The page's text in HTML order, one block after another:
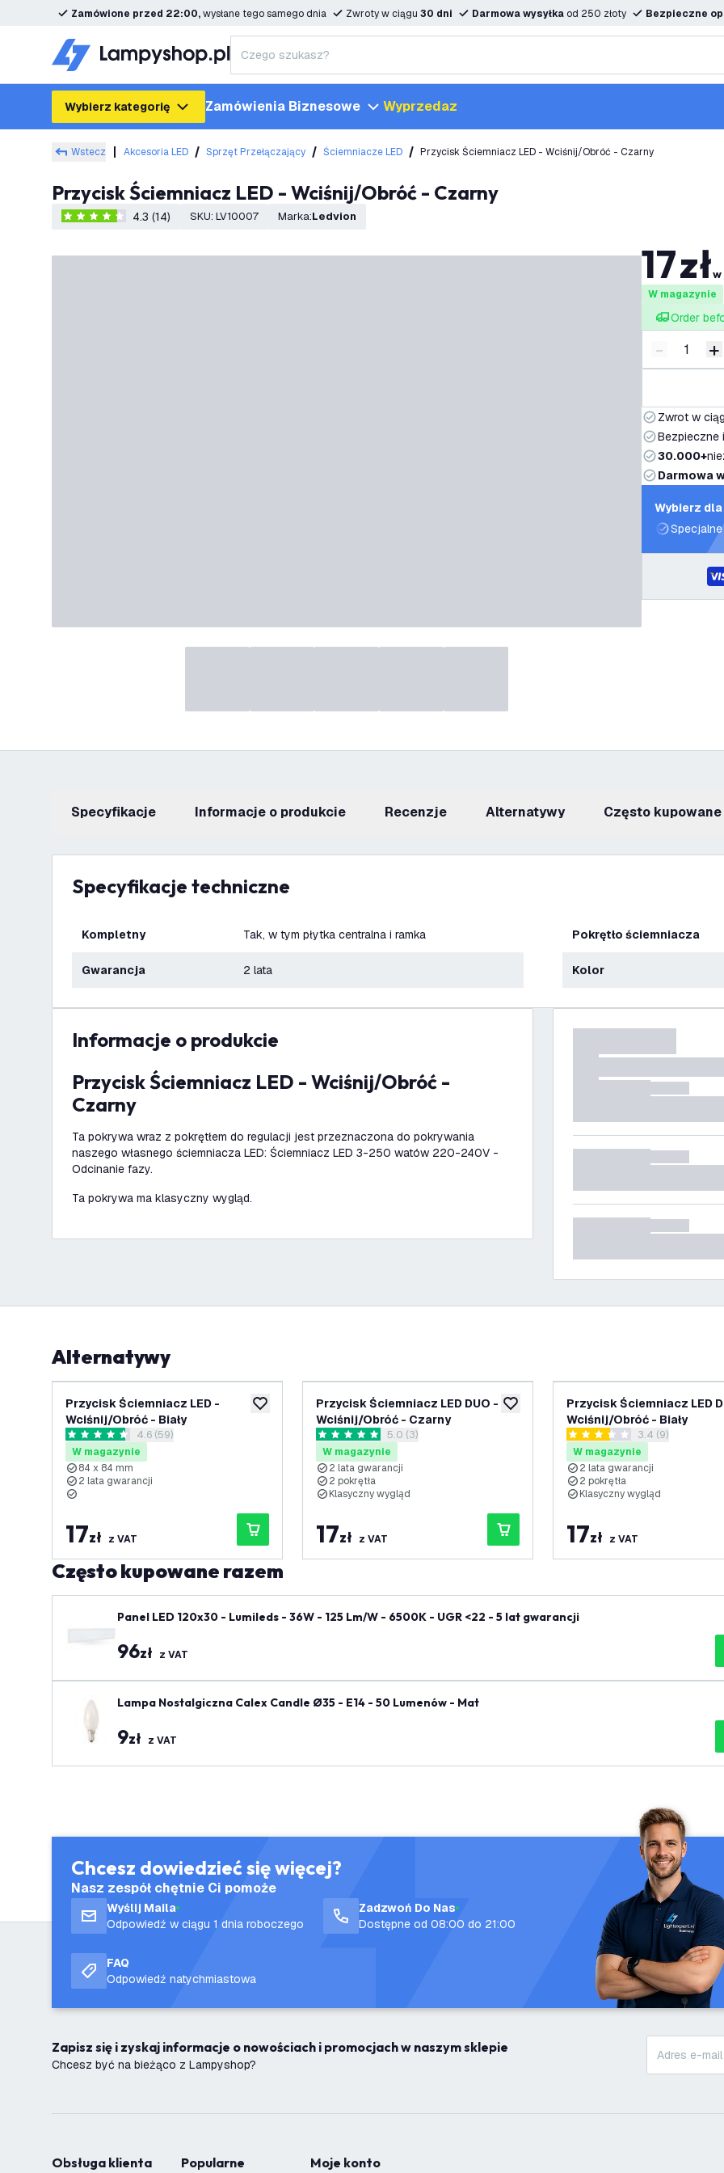
Zamówione przed 22:00,wysłane tego samego dnia Zwroty w ciągu 30 dni Darmowa wysyłka od 250 złoty Bezpieczne
Wybierz kategorię Zamówienia Biznesowe Wyprzedaz
Wstecz Akcesoria LED Sprzęt Przełączający Ściemniacze LED Przycisk Ściemniacz LED - Wciśnij/Obróć - Czarny
Przycisk Ściemniacz LED - Wciśnij/Obróć - Czarny
4.3 Gwiazdki oceny
4.3 (14) SKU: LV10007 Marka: Ledvion
17zł
W magazynie
Order
Zmniejsz
- +
Zwrot w
Bezpieczne
30.000+
Darmowa
Wybierz
Specyfikacje informacje o produkcie recenzje Alternatywy Często
Specyfikacje techniczne
Kompletny Tak, w tym płytka centralna i ramka
Gwarancja 2 lata
Pokrętło ściemniacza
Kolor
informacje o produkcie
Przycisk Ściemniacz LED - Wciśnij/Obróć -
Czarny
Ta pokrywa wraz z pokrętłem do regulacji jest przeznaczona do pokrywania
naszego własnego ściemniacza LED: Ściemniacz LED 3-250 watów 220-240V -
Odcinanie fazy.
Ta pokrywa ma klasyczny wygląd.
Alternatywy
dodaj do listy życzeń
Przycisk Ściemniacz LED -
Wciśnij/Obróć - Biały
otwórz panel recenzji
4.6 Gwiazdki oceny
4.6 (59)
W magazynie
84 x 84 mm
2 lata gwarancji
17zł z VAT
dodaj do listy życzeń
Przycisk Ściemniacz LED DUO -
Wciśnij/Obróć - Czarny
otwórz panel recenzji
5 Gwiazdki oceny5.0 (3)
W magazynie
2 lata gwarancji
2 pokrętła
Klasyczny wygląd
17zł z VAT
Przycisk Ściemniacz LED
Wciśnij/Obróć - Biały
otwórz panel
3.4 Gwiazdki oceny
3.4 (9)
W magazynie
2 lata gwarancji
2 pokrętła
Klasyczny wygląd
17zł z VAT
Często kupowane razem
Panel LED 120x30 - Lumileds - 36W - 125 Lm/W - 6500K - UGR <22 - 5 lat gwarancji
96zł z VAT
Lampa Nostalgiczna Calex Candle Ø35 - E14 - 50 Lumenów - Mat
9zł z VAT
Chcesz dowiedzieć się więcej?
Nasz zespół chętnie Ci pomoże
Wyślij Maila
Odpowiedź w ciągu 1 dnia roboczego
Zadzwoń Do Nas
Dostępne od 08:00 do 21:00
FAQ
Odpowiedź natychmiastowa
Zapisz się i zyskaj informacje o nowościach i promocjach w naszym sklepie
Chcesz być na bieżąco z Lampyshop?
Obsługa klienta Popularne Moje konto